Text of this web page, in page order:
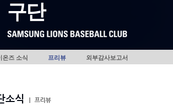
구단
온즈 소식 프리뷰 외부감사보고서
소식
프리뷰